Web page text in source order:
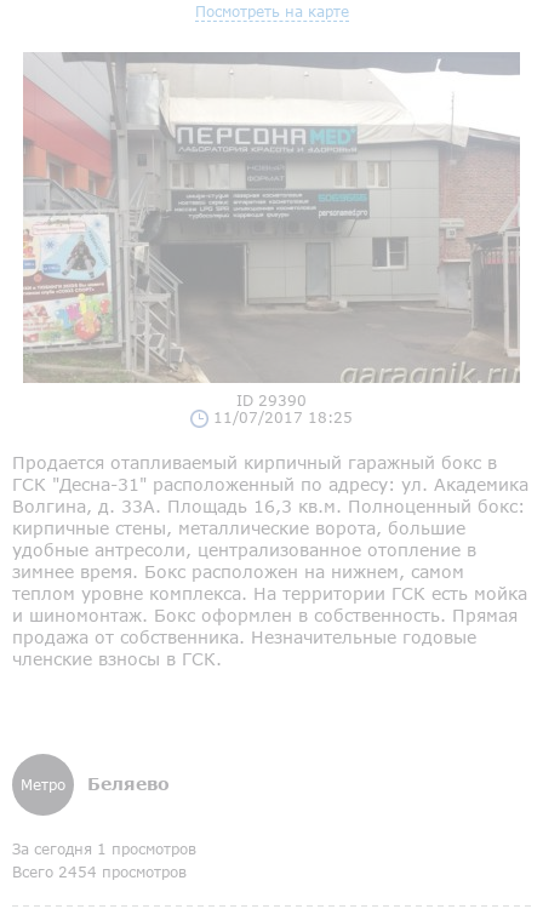
Посмотреть на карте
ID 29390
11/07/2017 18:25
Продается отапливаемый кирпичный гаражный бокс в
ГСК "Десна-31" расположенный по адресу: ул. Академика
Волгина, д. 33А. Площадь 16,3 кв.м. Полноценный бокс:
кирпичные стены, металлические ворота, большие
удобные антресоли, централизованное отопление в
зимнее время. Бокс расположен на нижнем, самом
теплом уровне комплекса. На территории ГСК есть мойка
и шиномонтаж. Бокс оформлен в собственность. Прямая
продажа от собственника. Незначительные годовые
членские взносы в ГСК.
Метро Беляево
За сегодня 1 просмотров
Всего 2454 просмотров